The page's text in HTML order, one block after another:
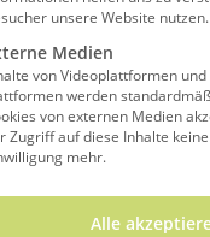
unsere Website nutzen.
Medien
von Videoplattformen
werden
von externen Medien
Zugriff auf diese Inhalte
mehr.
Alle